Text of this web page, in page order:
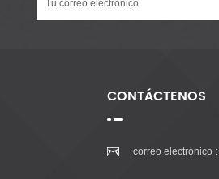
CONTÁCTENOS
correo electrónico :